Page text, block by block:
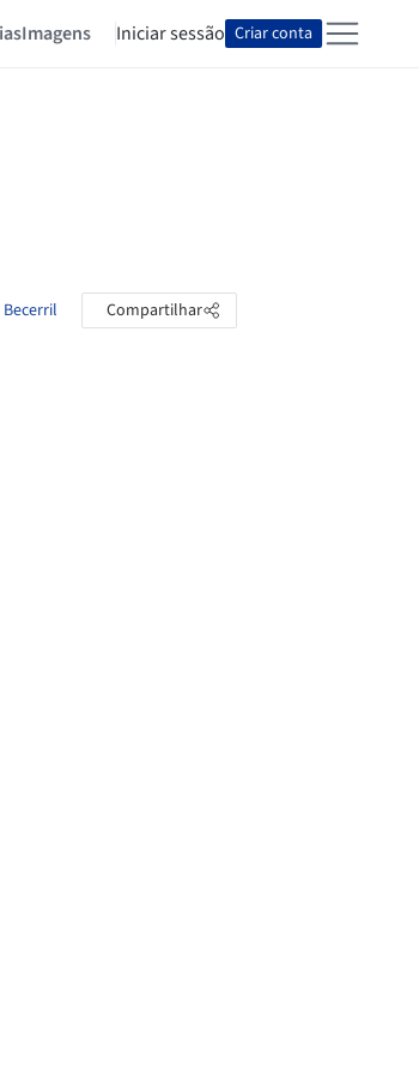
Imagens Iniciar sessão Criar conta
Compartilhar